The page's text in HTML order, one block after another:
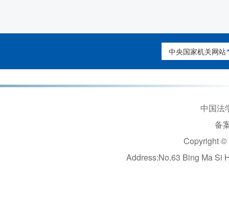
中央国家机关网站
中国法
备
Copyright ©
Address:No.63 Bing Ma Si